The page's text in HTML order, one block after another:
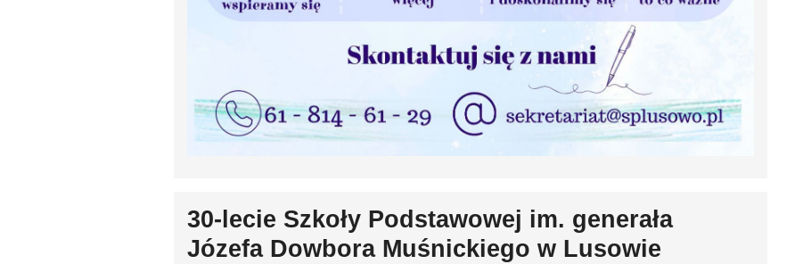
30-lecie Szkoły Podstawowej im. generała
Józefa Dowbora Muśnickiego w Lusowie